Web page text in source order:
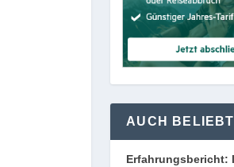
AUCH BELIEBT
Erfahrungsbericht: